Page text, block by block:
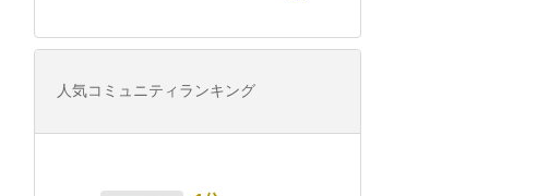
人気コミュニティランキング